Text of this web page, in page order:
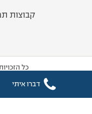
קבוצות
כל
דברו איתי